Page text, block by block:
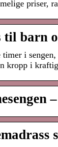
priser,
til barn
i
kropp i